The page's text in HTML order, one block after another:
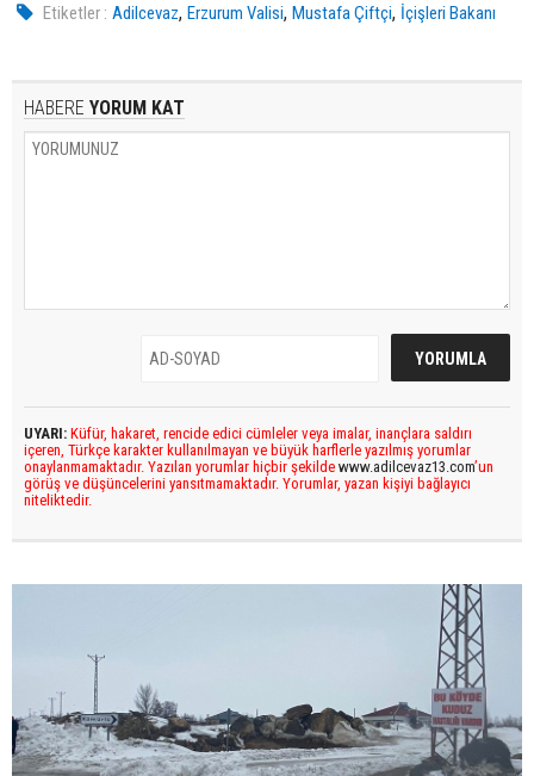
Etiketler : Adilcevaz,Erzurum Valisi,Mustafa Çiftçi, İçişleri Bakanı
HABERE YORUM KAT
UYARI: Küfür, hakaret, rencide edici cümleler veya imalar, inançlara saldırı
içeren, Türkçe karakter kullanılmayan ve büyük harflerle yazılmış yorumlar
onaylanmamaktadır. Yazılan yorumlar hiçbir şekilde www.adilcevaz13.com’un
görüş ve düşüncelerini yansıtmamaktadır. Yorumlar, yazan kişiyi bağlayıcı
niteliktedir.